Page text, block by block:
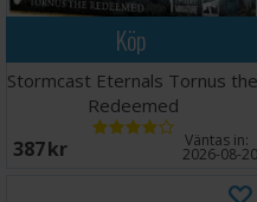
Köp
Stormcast Eternals Tornus the
Redeemed
387 SEK Väntas in:
2026-08-20